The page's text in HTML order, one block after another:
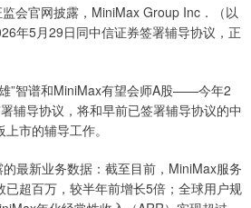
官网披露，MiniMax Group Inc．（以
年5月29日同中信证券签署辅导协议，正
智谱和MiniMax有望会师A股——今年2
辅导协议，将和早前已签署辅导协议的中
市的辅导工作。
新业务数据：截至目前，MiniMax服务
已超百万，较半年前增长5倍；全球用户规